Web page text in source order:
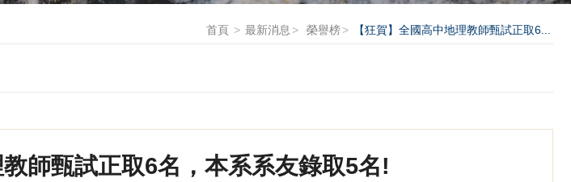
首頁 最新消息 榮譽榜 【狂賀】全國高中地理教師甄試正取6...
教師甄試正取6名，本系系友錄取5名!